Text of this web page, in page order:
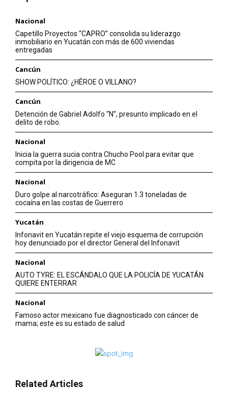
Nacional
Capetillo Proyectos “CAPRO” consolida su liderazgo
inmobiliario en Yucatán con más de 600 viviendas
entregadas
Cancún
SHOW POLÍTICO: ¿HÉROE O VILLANO?
Cancún
Detención de Gabriel Adolfo “N”, presunto implicado en el
delito de robo.
Nacional
Inicia la guerra sucia contra Chucho Pool para evitar que
compita por la dirigencia de MC
Nacional
Duro golpe al narcotráfico: Aseguran 1.3 toneladas de
cocaína en las costas de Guerrero
Yucatán
Infonavit en Yucatán repite el viejo esquema de corrupción
hoy denunciado por el director General del Infonavit
Nacional
AUTO TYRE: EL ESCÁNDALO QUE LA POLICÍA DE YUCATÁN
QUIERE ENTERRAR
Nacional
Famoso actor mexicano fue diagnosticado con cáncer de
mama; este es su estado de salud
Related Articles